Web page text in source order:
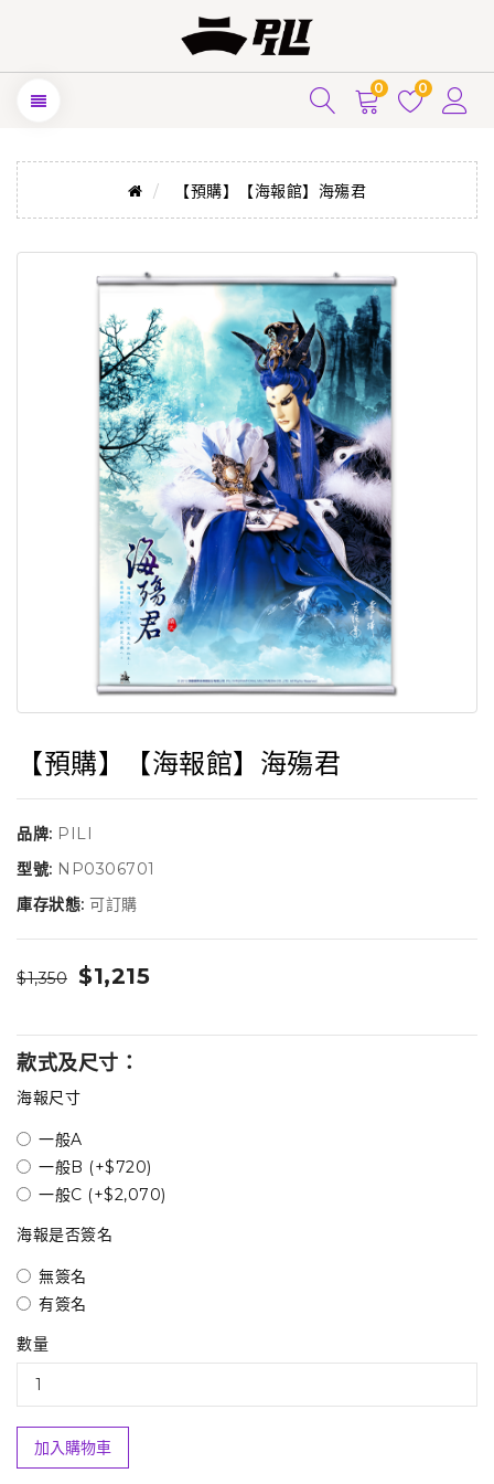
0 0
【預購】【海報館】海殤君
【預購】【海報館】海殤君
品牌: PILI
型號: NP0306701
庫存狀態: 可訂購
$1,350 $1,215
款式及尺寸：
海報尺寸
一般A
一般B (+$720)
一般C (+$2,070)
海報是否簽名
無簽名
有簽名
數量
加入購物車